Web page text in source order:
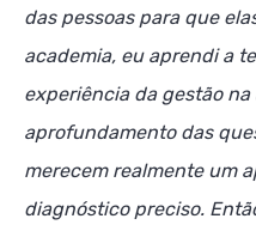
das pessoas para que
academia, eu aprendi a
experiência da gestão na
aprofundamento das
merecem realmente um
diagnóstico preciso.